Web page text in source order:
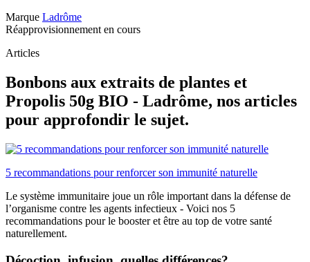
Marque Ladrôme
Réapprovisionnement en cours
Articles
Bonbons aux extraits de plantes et
Propolis 50g BIO - Ladrôme, nos articles
pour approfondir le sujet.
5 recommandations pour renforcer son immunité naturelle
Le système immunitaire joue un rôle important dans la défense de
l’organisme contre les agents infectieux - Voici nos 5
recommandations pour le booster et être au top de votre santé
naturellement.